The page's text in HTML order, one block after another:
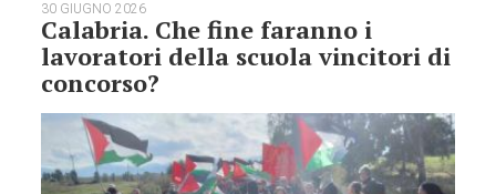
30 GIUGNO 2026
Calabria. Che fine faranno i
lavoratori della scuola vincitori di
concorso?